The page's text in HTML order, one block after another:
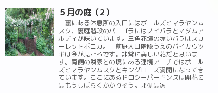
５月の庭（2）
裏にある休息所の入口にはポールズヒマラヤンム
スク、裏庭階段のパーゴラにはノイバラとマダムア
ルディが咲いています。三角花壇の赤いバラはスカ
ーレットボニカ。 前庭入口階段うえのバイカウツ
ギは今が見ごろです。非常に美しい花だと思いま
す。南側の隣家との境にある連続アーチではポール
ズヒマラヤンムスクとキングローズ満開になってき
ています。ここにあるドロシーパーキンスは開花に
はもうしばらくかかりそう。北側は家